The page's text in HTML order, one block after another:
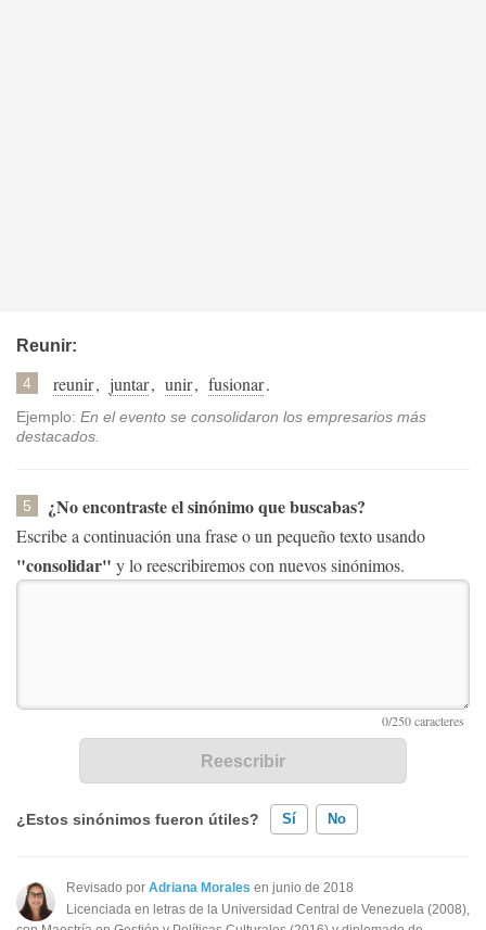
Reunir:
4 reunir, juntar, unir, fusionar.
Ejemplo: En el evento se consolidaron los empresarios más
destacados.
5 ¿No encontraste el sinónimo que buscabas?
Escribe a continuación una frase o un pequeño texto usando
"consolidar" y lo reescribiremos con nuevos sinónimos.
¿Estos sinónimos fueron útiles? Sí No
Existen sinónimos incorrectos
Revisado por Adriana Morales en junio de 2018
Licenciada en letras de la Universidad Central de Venezuela (2008),